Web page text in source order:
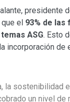
presidente
el 93% de las
ASG. Esto
incorporación de
la sostenibilidad
un nivel de